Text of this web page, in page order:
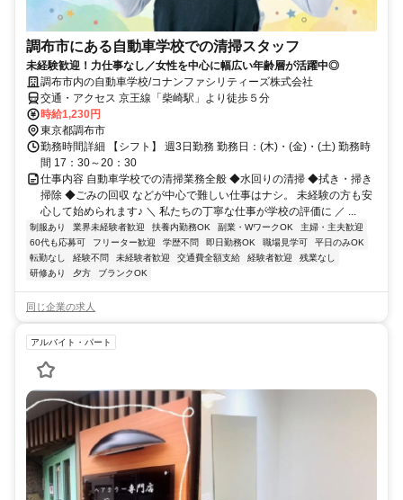
調布市にある自動車学校での清掃スタッフ
未経験歓迎！力仕事なし／女性を中心に幅広い年齢層が活躍中◎
調布市内の自動車学校/コナンファシリティーズ株式会社
交通・アクセス 京王線「柴崎駅」より徒歩５分
時給1,230円
東京都調布市
勤務時間詳細 【シフト】 週3日勤務 勤務日：(木)・(金)・(土) 勤務時
間 17：30～20：30
仕事内容 自動車学校での清掃業務全般 ◆⽔回りの清掃 ◆拭き・掃き
掃除 ◆ごみの回収 などが中心で難しい仕事はナシ。 未経験の方も安
心して始められます♪ ＼ 私たちの丁寧な仕事が学校の評価に ／ ...
制服あり 業界未経験者歓迎 扶養内勤務OK 副業・WワークOK
主婦・主夫歓迎
60代も応募可
フリーター歓迎 学歴不問 即日勤務OK 職場見学可
平日のみOK
転勤なし
経験不問 未経験者歓迎 交通費全額支給 経験者歓迎
残業なし
研修あり
夕方 ブランクOK
同じ企業の求人
アルバイト・パート